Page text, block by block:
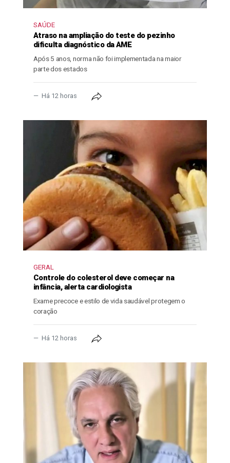
SAÚDE
Atraso na ampliação do teste do pezinho
dificulta diagnóstico da AME
Após 5 anos, norma não foi implementada na maior
parte dos estados
Há 12 horas
GERAL
Controle do colesterol deve começar na
infância, alerta cardiologista
Exame precoce e estilo de vida saudável protegem o
coração
Há 12 horas